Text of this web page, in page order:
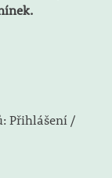
Přihlášení /